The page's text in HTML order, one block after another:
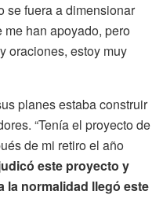
se fuera a dimensionar
han apoyado, pero
oraciones, estoy muy
planes estaba construir
“Tenía el proyecto de
de mi retiro el año
este proyecto y
la normalidad llegó este